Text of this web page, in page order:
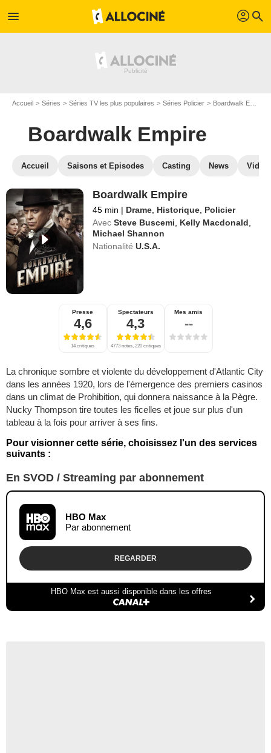
menu profil search
Accueil Séries Séries TV les plus populaires Séries Policier Boardwalk Empire
Boardwalk Empire
Accueil Saisons et Episodes Casting News
Boardwalk Empire
45 min | Drame Historique Policier
Avec Steve Buscemi Kelly Macdonald
Michael Shannon
Nationalité U.S.A.
Presse
4,6
14 critiques
Spectateurs
4,3
4773 notes, 220 critiques
Mes amis
--
La chronique sombre et violente du développement d'Atlantic City
dans les années 1920, lors de l'émergence des premiers casinos
dans un climat de Prohibition, qui donnera naissance à la Pègre.
Nucky Thompson tire toutes les ficelles et joue sur plus d'un
tableau à la fois pour arriver à ses fins.
Pour visionner cette série, choisissez l'un des services
suivants :
En SVOD / Streaming par abonnement
HBO Max
Par abonnement
REGARDER
HBO Max est aussi disponible dans les offres